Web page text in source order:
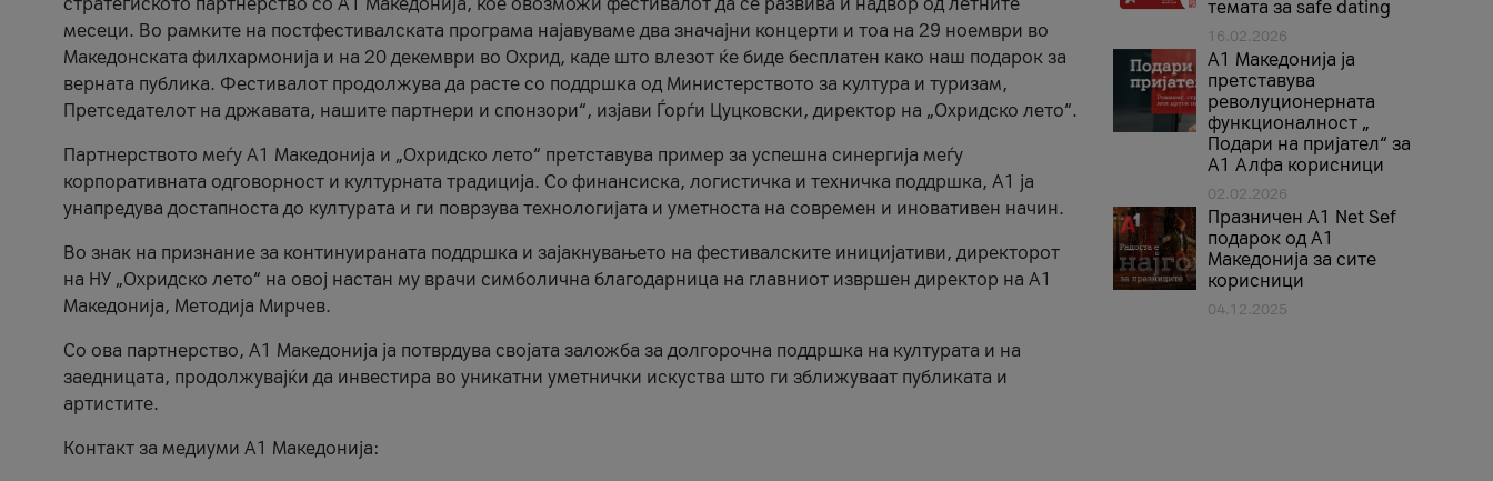
месеци. Во рамките на постфестивалската програма најавуваме два значајни концерти и тоа на 29 ноември во
Македонската филхармонија и на 20 декември во Охрид, каде што влезот ќе биде бесплатен како наш подарок за
верната публика. Фестивалот продолжува да расте со поддршка од Министерството за култура и туризам,
Претседателот на државата, нашите партнери и спонзори“, изјави Ѓорѓи Цуцковски, директор на „Охридско лето“.
Партнерството меѓу A1 Македонија и „Охридско лето“ претставува пример за успешна синергија меѓу
корпоративната одговорност и културната традиција. Со финансиска, логистичка и техничка поддршка, A1 ја
унапредува достапноста до културата и ги поврзува технологијата и уметноста на современ и иновативен начин.
Во знак на признание за континуираната поддршка и зајакнувањето на фестивалските иницијативи, директорот
на НУ „Охридско лето“ на овој настан му врачи симболична благодарница на главниот извршен директор на A1
Македонија, Методија Мирчев.
Со ова партнерство, A1 Македонија ја потврдува својата заложба за долгорочна поддршка на културата и на
заедницата, продолжувајќи да инвестира во уникатни уметнички искуства што ги зближуваат публиката и
артистите.
Контакт за медиуми А1 Македонија:
темата за safe dating
16.02.2026
А1 Македонија ја
претставува
револуционерната
функционалност „
Подари на пријател“ за
А1 Алфа корисници
02.02.2026
Празничен A1 Net Sеf
подарок од А1
Македонија за сите
корисници
04.12.2025